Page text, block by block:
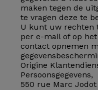
maken tegen de
te vragen deze te
U kunt uw rechten
per e-mail of op
contact opnemen
Origine
Persoonsgegevens,
550 rue Marc Jodot